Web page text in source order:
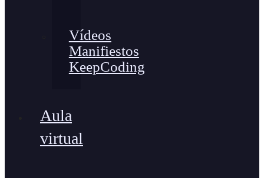
Vídeos
Manifiestos
KeepCoding
Aula
virtual